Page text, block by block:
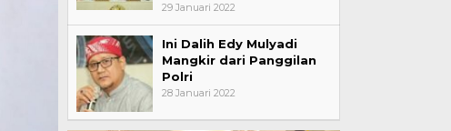
29 Januari 2022
Ini Dalih Edy Mulyadi
Mangkir dari Panggilan
Polri
28 Januari 2022